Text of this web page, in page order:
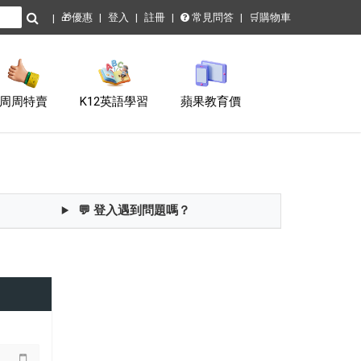
🎁優惠 登入 註冊 常見問答 🛒購物車
周周特賣 K12英語學習 蘋果教育價
💬 登入遇到問題嗎？